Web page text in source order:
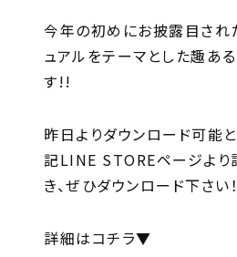
今年の初めにお披露目され
ュアルをテーマとした趣あ
す!!
昨日よりダウンロード可能
記LINE STOREページより
き、ぜひダウンロード下さい！
詳細はコチラ▼